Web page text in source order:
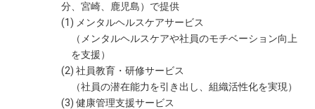
分、宮崎、鹿児島）で提供
(1) メンタルヘルスケアサービス
（メンタルヘルスケアや社員のモチベーション向上
を支援）
(2) 社員教育・研修サービス
（社員の潜在能力を引き出し、組織活性化を実現）
(3) 健康管理支援サービス